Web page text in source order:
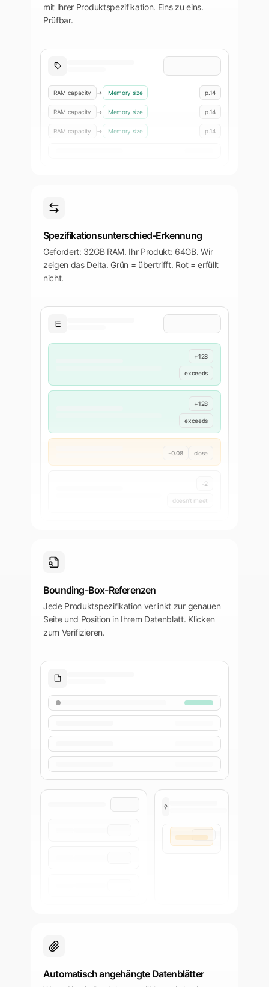
mit Ihrer Produktspezifikation. Eins zu eins.
Prüfbar.
RAM capacity → Memory size p.14
RAM capacity → Memory size p.14
RAM capacity → Memory size p.14
Spezifikationsunterschied-Erkennung
Gefordert: 32GB RAM. Ihr Produkt: 64GB. Wir
zeigen das Delta. Grün = übertrifft. Rot = erfüllt
nicht.
+128
exceeds
+128
exceeds
-0.08 close
-2
doesn't meet
Bounding-Box-Referenzen
Jede Produktspezifikation verlinkt zur genauen
Seite und Position in Ihrem Datenblatt. Klicken
zum Verifizieren.
Automatisch angehängte Datenblätter